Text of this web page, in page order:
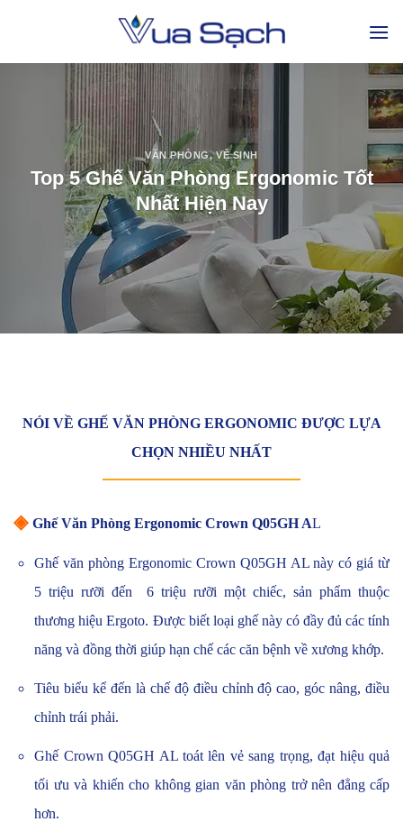
VĂN PHÒNG,VỆ SINH
Top 5 Ghế Văn Phòng Ergonomic Tốt
Nhất Hiện Nay
NÓI VỀ GHẾ VĂN PHÒNG ERGONOMIC ĐƯỢC LỰA
CHỌN NHIỀU NHẤT
◈ Ghế Văn Phòng Ergonomic Crown Q05GH AL
Ghế văn phòng Ergonomic Crown Q05GH AL này có giá từ
5 triệu rưỡi đến 6 triệu rưỡi một chiếc, sản phẩm thuộc
thương hiệu Ergoto. Được biết loại ghế này có đầy đủ các tính
năng và đồng thời giúp hạn chế các căn bệnh về xương khớp.
Tiêu biểu kể đến là chế độ điều chỉnh độ cao, góc nâng, điều
chỉnh trái phải.
Ghế Crown Q05GH AL toát lên vẻ sang trọng, đạt hiệu quả
tối ưu và khiến cho không gian văn phòng trở nên đẳng cấp
hơn.